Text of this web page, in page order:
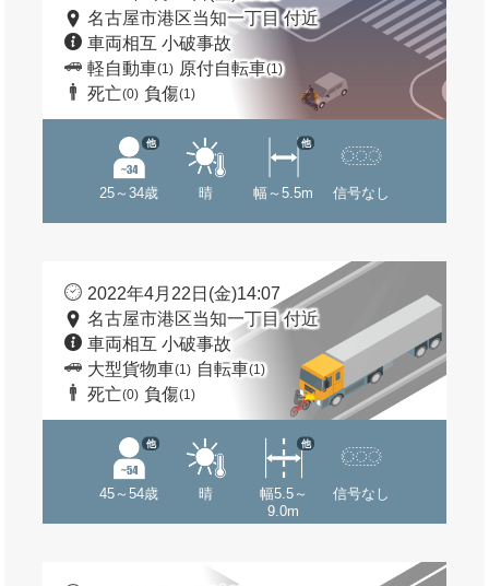
名古屋市港区当知一丁目 付近
車両相互 小破事故
軽自動車(1) 原付自転車(1)
死亡(0) 負傷(1)
25～34歳
他
晴 幅～5.5m
他
信号なし
2022年4月22日(金)14:07
名古屋市港区当知一丁目 付近
車両相互 小破事故
大型貨物車(1) 自転車(1)
死亡(0) 負傷(1)
45～54歳
他
晴
幅5.5～
9.0m
他
信号なし